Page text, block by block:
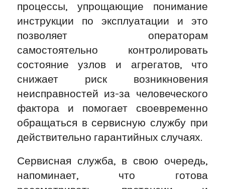
процессы, упрощающие понимание
инструкции по эксплуатации и это
позволяет операторам
самостоятельно контролировать
состояние узлов и агрегатов, что
снижает риск возникновения
неисправностей из-за человеческого
фактора и помогает своевременно
обращаться в сервисную службу при
действительно гарантийных случаях.
Сервисная служба, в свою очередь,
напоминает, что готова